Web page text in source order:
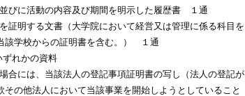
びに活動の内容及び期間を明示した履歴書 １通
証明する文書（大学院において経営又は管理に係る科目を
学校からの証明書を含む。） １通
ずれかの資料
合には、当該法人の登記事項証明書の写し（法人の登記が
他法人において当該事業を開始しようとしていること